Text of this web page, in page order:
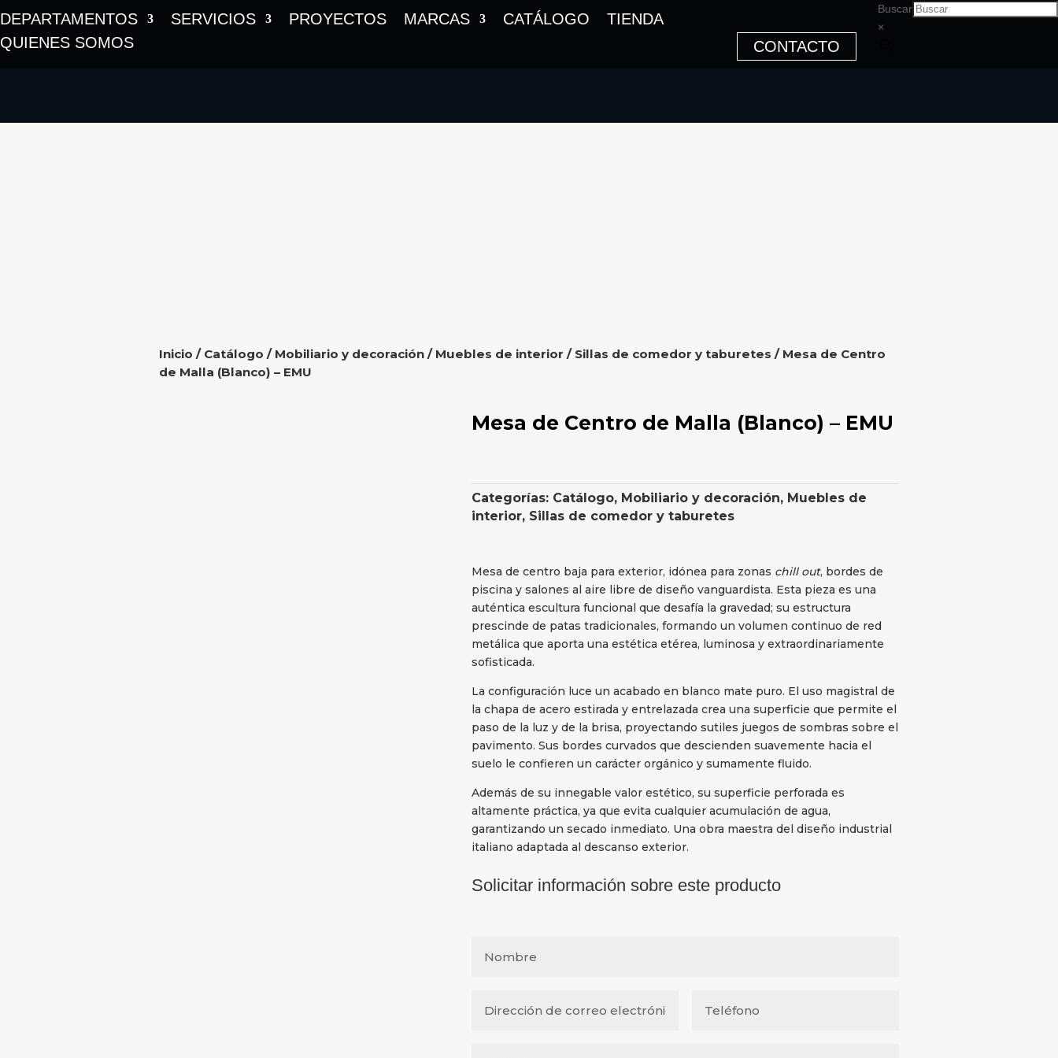
DEPARTAMENTOS SERVICIOS PROYECTOS MARCAS CATÁLOGO
TIENDA
QUIENES SOMOS
CONTACTO
Buscar
×
Inicio / Catálogo / Mobiliario y decoración/ Muebles de interior / Sillas de comedor y taburetes / Mesa de Centro
de Malla (Blanco) – EMU
Mesa de Centro de Malla (Blanco) – EMU
Categorías: Catálogo, Mobiliario y decoración, Muebles de
interior, Sillas de comedor y taburetes
Mesa de centro baja para exterior, idónea para zonas chill out, bordes de
piscina y salones al aire libre de diseño vanguardista. Esta pieza es una
auténtica escultura funcional que desafía la gravedad; su estructura
prescinde de patas tradicionales, formando un volumen continuo de red
metálica que aporta una estética etérea, luminosa y extraordinariamente
sofisticada.
La configuración luce un acabado en blanco mate puro. El uso magistral de
la chapa de acero estirada y entrelazada crea una superficie que permite el
paso de la luz y de la brisa, proyectando sutiles juegos de sombras sobre el
pavimento. Sus bordes curvados que descienden suavemente hacia el
suelo le confieren un carácter orgánico y sumamente fluido.
Además de su innegable valor estético, su superficie perforada es
altamente práctica, ya que evita cualquier acumulación de agua,
garantizando un secado inmediato. Una obra maestra del diseño industrial
italiano adaptada al descanso exterior.
Solicitar información sobre este producto